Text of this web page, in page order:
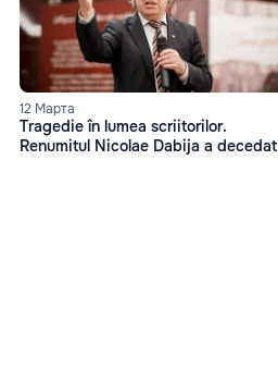
12 Марта
Tragedie în lumea scriitorilor.
Renumitul Nicolae Dabija a decedat